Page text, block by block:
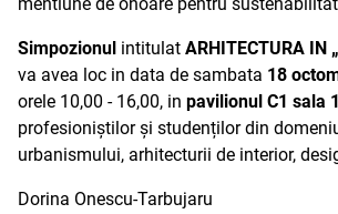
Simpozionul intitulat ARHITECTURA IN
va avea loc in data de sambata 18
orele 10,00 - 16,00, in pavilionul C1 sala 1
profesioniștilor și studenților din
urbanismului, arhitecturii de interior,
Dorina Onescu-Tarbujaru